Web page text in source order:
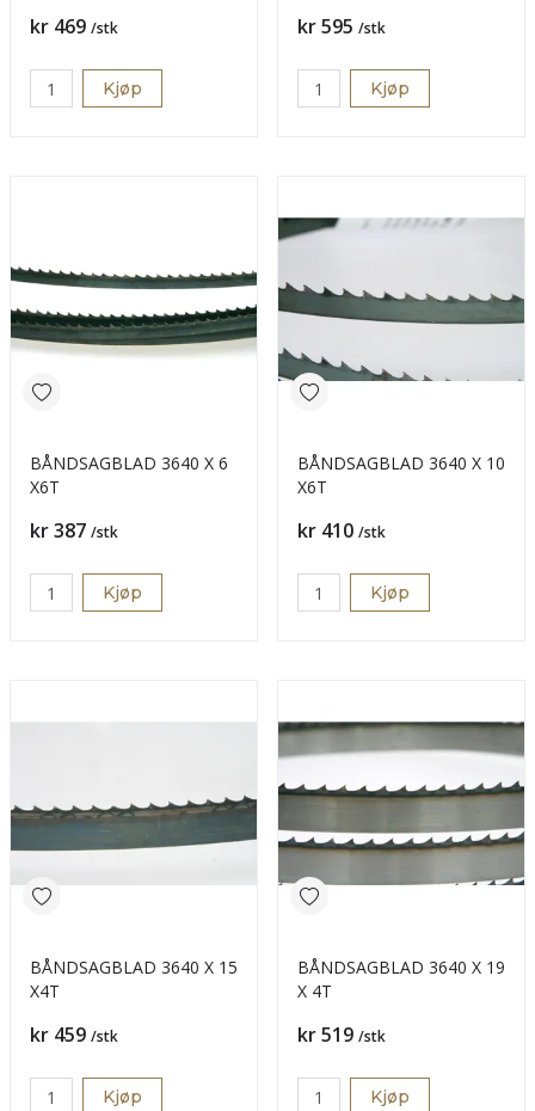
Pris
kr 469 /stk
Kjøp
Pris
kr 595 /stk
Kjøp
BÅNDSAGBLAD 3640 X 6
X6T
Pris
kr 387 /stk
Kjøp
BÅNDSAGBLAD 3640 X 10
X6T
Pris
kr 410 /stk
Kjøp
BÅNDSAGBLAD 3640 X 15
X4T
Pris
kr 459 /stk
Kjøp
BÅNDSAGBLAD 3640 X 19
X 4T
Pris
kr 519 /stk
Kjøp